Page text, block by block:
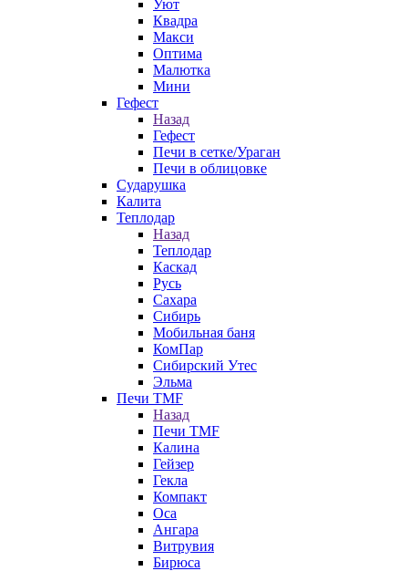
Уют
Квадра
Макси
Оптима
Малютка
Мини
Гефест
Назад
Гефест
Печи в сетке/Ураган
Печи в облицовке
Сударушка
Калита
Теплодар
Назад
Теплодар
Каскад
Русь
Сахара
Сибирь
Мобильная баня
КомПар
Сибирский Утес
Эльма
Печи TMF
Назад
Печи TMF
Калина
Гейзер
Гекла
Компакт
Оса
Ангара
Витрувия
Бирюса